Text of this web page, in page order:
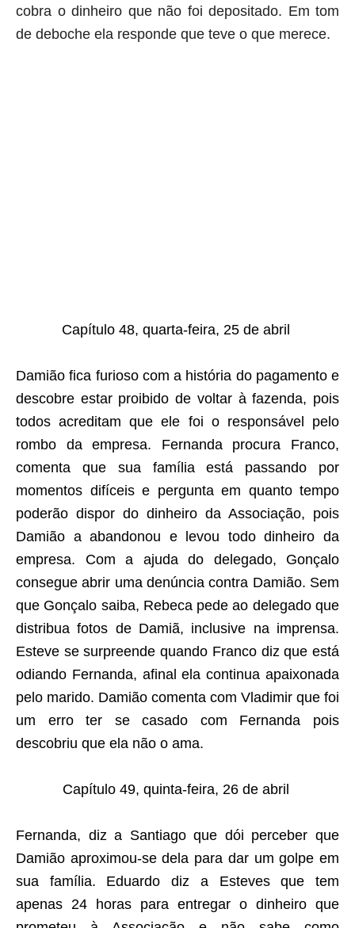
cobra o dinheiro que não foi depositado. Em tom
de deboche ela responde que teve o que merece.
Capítulo 48, quarta-feira, 25 de abril
Damião fica furioso com a história do pagamento e
descobre estar proibido de voltar à fazenda, pois
todos acreditam que ele foi o responsável pelo
rombo da empresa. Fernanda procura Franco,
comenta que sua família está passando por
momentos difíceis e pergunta em quanto tempo
poderão dispor do dinheiro da Associação, pois
Damião a abandonou e levou todo dinheiro da
empresa. Com a ajuda do delegado, Gonçalo
consegue abrir uma denúncia contra Damião. Sem
que Gonçalo saiba, Rebeca pede ao delegado que
distribua fotos de Damiã, inclusive na imprensa.
Esteve se surpreende quando Franco diz que está
odiando Fernanda, afinal ela continua apaixonada
pelo marido. Damião comenta com Vladimir que foi
um erro ter se casado com Fernanda pois
descobriu que ela não o ama.
Capítulo 49, quinta-feira, 26 de abril
Fernanda, diz a Santiago que dói perceber que
Damião aproximou-se dela para dar um golpe em
sua família. Eduardo diz a Esteves que tem
apenas 24 horas para entregar o dinheiro que